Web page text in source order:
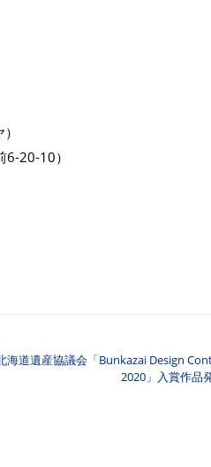
20-10）
海道遺産協議会「Bunkazai Design
2020」入賞作品